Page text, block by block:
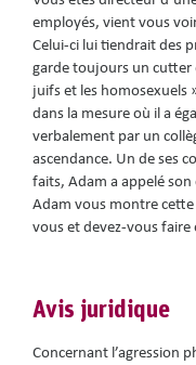
employés, vient vous
Celui-ci lui tiendrait des
garde toujours un cutter
juifs et les homosexuels
dans la mesure où il a
verbalement par un
ascendance. Un de ses
faits, Adam a appelé
Adam vous montre
vous et devez-vous
Avis juridique
Concernant l’agression